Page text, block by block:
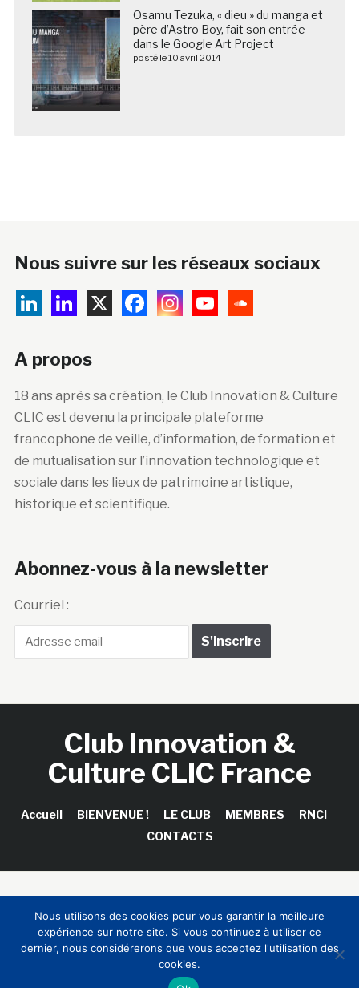
Osamu Tezuka, « dieu » du manga et
père d’Astro Boy, fait son entrée
dans le Google Art Project
posté le 10 avril 2014
Nous suivre sur les réseaux sociaux
A propos
18 ans après sa création, le Club Innovation & Culture
CLIC est devenu la principale plateforme
francophone de veille, d’information, de formation et
de mutualisation sur l’innovation technologique et
sociale dans les lieux de patrimoine artistique,
historique et scientifique.
Abonnez-vous à la newsletter
Courriel :
Club Innovation &
Culture CLIC France
Accueil BIENVENUE ! LE CLUB MEMBRES
RNCI
CONTACTS
Sinapses Conseils
Nous utilisons des cookies pour vous garantir la meilleure
expérience sur notre site. Si vous continuez à utiliser ce
dernier, nous considérerons que vous acceptez l'utilisation des
cookies.